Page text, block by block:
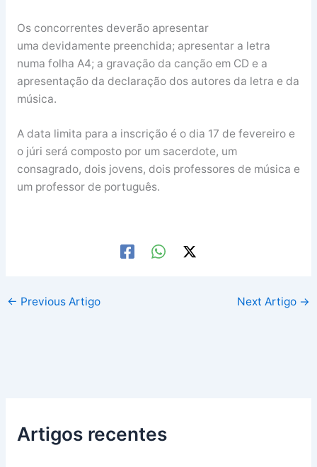
Os concorrentes deverão apresentar
uma devidamente preenchida; apresentar a letra
numa folha A4; a gravação da canção em CD e a
apresentação da declaração dos autores da letra e da
música.
A data limita para a inscrição é o dia 17 de fevereiro e
o júri será composto por um sacerdote, um
consagrado, dois jovens, dois professores de música e
um professor de português.
← Previous Artigo Next Artigo →
Artigos recentes